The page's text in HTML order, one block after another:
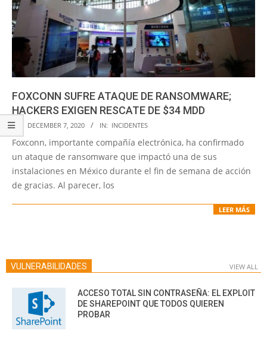
FOXCONN SUFRE ATAQUE DE RANSOMWARE;
HACKERS EXIGEN RESCATE DE $34 MDD
2020-
12-
ON: DECEMBER 7, 2020 IN: INCIDENTES
Foxconn, importante compañía electrónica, ha confirmado
un ataque de ransomware que impactó una de sus
instalaciones en México durante el fin de semana de acción
de gracias. Al parecer, los
LEER MÁS
VULNERABILIDADES VIEW ALL
ACCESO TOTAL SIN CONTRASEÑA: EL EXPLOIT
DE SHAREPOINT QUE TODOS QUIEREN
PROBAR